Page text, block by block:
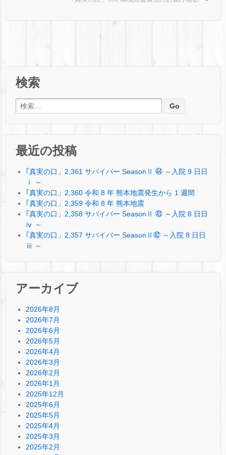
検索
検索:
最近の投稿
｢真実の口」2,361 サバイバー SeasonⅡ ㊹ ～入院 9 日日
ⅰ ～
｢真実の口」2,360 令和 8 年 熊本地震発生から 1 週間
｢真実の口」2,359 令和 8 年 熊本地震
｢真実の口」2,358 サバイバー SeasonⅡ ㊸ ～入院 8 日日
ⅳ ～
｢真実の口」2,357 サバイバー SeasonⅡ㊷ ～入院 8 日日
ⅲ ～
アーカイブ
2026年8月
2026年7月
2026年6月
2026年5月
2026年4月
2026年3月
2026年2月
2026年1月
2025年12月
2025年6月
2025年5月
2025年4月
2025年3月
2025年2月